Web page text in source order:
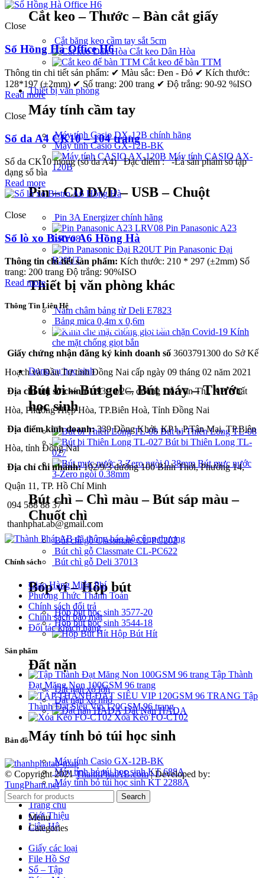
Cắt keo – Thước – Bàn cắt giấy
Cắt băng keo cầm tay sắt 5cm
Cắt keo Dân Hòa
Cắt keo để bàn TTM
Thiết bị văn phòng
Máy tính cầm tay
Máy tính Casio DX-12B chính hãng
Máy tính Casio GX-12B-BK
Máy tính CASIO AX-
120B
Pin – CD DVD – USB – Chuột
Pin 3A Energizer chính hãng
Pin Panasonic A23
LRV08
Pin Panasonic Đại
R20UT
Thiết bị văn phòng khác
Nam châm bảng từ Deli E7823
Bảng mica 0,4m x 0,6m
Kính
che mặt chống giọt bắn
Dụng cụ học sinh
Bút bi – Bút gel – Bút máy – Thước
học sinh
Bút bi Thiên Long TL-08
Bút bi Thiên Long TL-
027
Bút mực nước
3-Zero ngòi 0.38mm
Bút chì – Chì màu – Bút sáp màu –
Chuốt chì
Bút chì gỗ Classmate CL-PC202
Bút chì gỗ Classmate CL-PC622
Bút chì gỗ Deli 37013
Bóp ví – Hộp bút
Hộp bút học sinh 3577-20
Hộp bút học sinh 3544-18
Hộp Bút Hít
Đất nặn
Đất nặn xô lớn
Đất nặn xô nhỏ
Đất Nặn HADA
Máy tính bỏ túi học sinh
Máy tính Casio GX-12B-BK
Máy tính bỏ túi học sinh KT 688A
Máy tính bỏ túi học sinh KT 2288A
Trang chủ
Giới Thiệu
Liên Hệ
Close
Sổ Hồng Hà Office H6
Thông tin chi tiết sản phẩm: ✔ Màu sắc: Đen - Đỏ ✔ Kích thước:
128*197 (±2mm) ✔ Số trang: 200 trang ✔ Độ trắng: 90-92 %ISO
Read more
Close
Sổ da A4 CK10 – 104 trang
Sổ da CK10 mỏng (sổ da A4) Đặc điểm : -Là sản phẩm sổ tập
dạng sổ bìa
Read more
Close
Sổ lò xo Bistro A6 Hồng Hà
Thông tin chi tiết sản phẩm: Kích thước: 210 * 297 (±2mm) Số
trang: 200 trang Độ trắng: 90%ISO
Read more
Thông Tin Liên Hệ
CÔNG TY TNHH THÀNH PHÁT A&B
Giấy chứng nhận đăng ký kinh doanh số 3603791300 do Sở Kế
Hoạch và Đầu Tư tỉnh Đồng Nai cấp ngày 09 tháng 02 năm 2021
Địa chỉ trụ sở chính:193/14/2C, đường Đỗ Văn Thi, KP. Nhất
Hòa, Phường Hiệp Hòa, TP.Biên Hoà, Tỉnh Đồng Nai
Địa điểm kinh doanh:339 Đồng Khởi, KP1, P.Tân Mai, TP.Biên
Hòa, tỉnh Đồng Nai
Địa chỉ chi nhánh:102/9/3 đường 100 Bình Thới, Phường 14,
Quận 11, TP. Hồ Chí Minh
094 588 88 37
thanhphat.ab@gmail.com
Chính sách
Giao Hàng Miễn Phí
Phương Thức Thanh Toán
Chính sách đổi trả
Chính sách bảo mật
Đối tác khách hàng
Sản phẩm
Tập Thành
Đạt Măng Non 100GSM 96 trang
Tập
Thành Đạt Siêu Vip 120GSM 96 trang
Xóa Kéo FO-CT02
Bản đồ
© Copyright 2021ThanhPhatAB.com| Developed by:
TungPham.net
Search
Menu
Categories
Giấy các loại
File Hồ Sơ
Sổ – Tập